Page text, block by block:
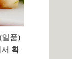
일품)
확